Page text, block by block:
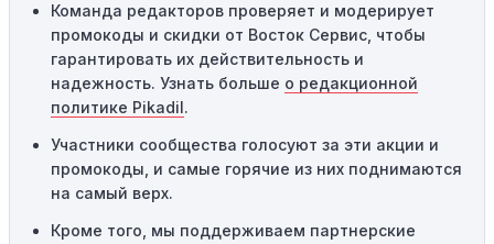
предназначены только для однократного
использования. Если код уже был использован кем-то
другим, он не будет действовать повторно.
Технические сбои:
привести к неработоспособности кодов промокодов. В
таких случаях следует обратиться за помощью в
службу поддержки.
Команда редакторов проверяет и модерирует
промокоды и скидки от Восток Сервис, чтобы
гарантировать их действительность и
надежность. Узнать больше о редакционной
политике Pikadil.
Участники сообщества голосуют за эти акции и
промокоды, и самые горячие из них поднимаются
на самый верх.
Кроме того, мы поддерживаем партнерские